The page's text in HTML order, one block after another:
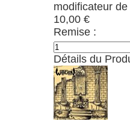
modificateur
10,00 €
Remise :
Détails du